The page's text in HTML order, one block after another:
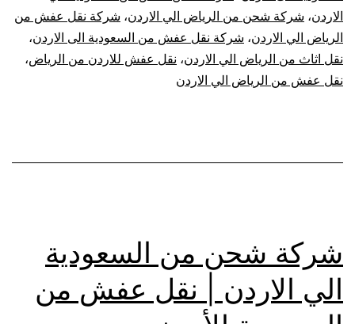
الاردن، شركة شحن من الرياض الي الاردن، شركة نقل عفش من
الرياض الي الاردن، شركة نقل عفش من السعودية الى الاردن،
نقل اثاث من الرياض الي الاردن، نقل عفش للاردن من الرياض،
نقل عفش من الرياض الي الاردن
شركة شحن من السعودية
الي الاردن | نقل عفش من